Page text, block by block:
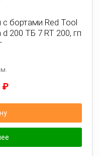
бортами Red Tool
200 ТБ 7 RT 200, гп
₽